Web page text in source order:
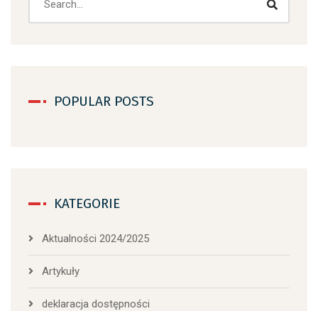
POPULAR POSTS
KATEGORIE
Aktualności 2024/2025
Artykuły
deklaracja dostępności